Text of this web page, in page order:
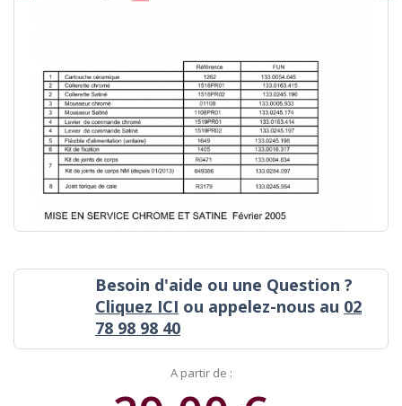
Besoin d'aide ou une Question ?
Cliquez ICI ou appelez-nous au 02
78 98 98 40
A partir de :